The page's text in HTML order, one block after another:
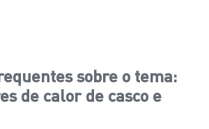
sobre o tema:
de calor de casco e